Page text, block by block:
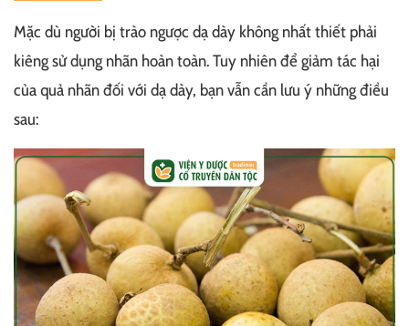
Mặc dù người bị trào ngược dạ dày không nhất thiết phải
kiêng sử dụng nhãn hoàn toàn. Tuy nhiên để giảm tác hại
của quả nhãn đối với dạ dày, bạn vẫn cần lưu ý những điều
sau: